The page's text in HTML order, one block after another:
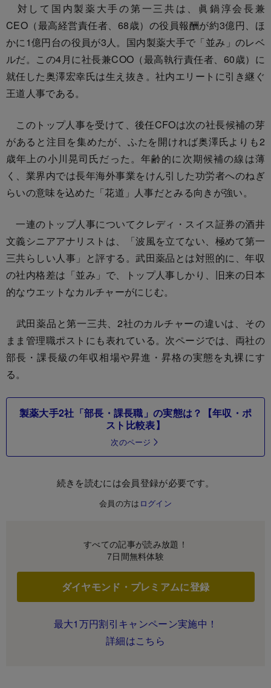
対して国内製薬大手の第一三共は、眞鍋淳会長兼
CEO（最高経営責任者、68歳）の役員報酬が約3億円、ほ
かに1億円台の役員が3人。国内製薬大手で「並み」のレベ
ルだ。この4月に社長兼COO（最高執行責任者、60歳）に
就任した奥澤宏幸氏は生え抜き。社内エリートに引き継ぐ
王道人事である。
このトップ人事を受けて、後任CFOは次の社長候補の芽
があると注目を集めたが、ふたを開ければ奥澤氏よりも2
歳年上の小川晃司氏だった。年齢的に次期候補の線は薄
く、業界内では長年海外事業をけん引した功労者へのねぎ
らいの意味を込めた「花道」人事だとみる向きが強い。
一連のトップ人事についてクレディ・スイス証券の酒井
文義シニアアナリストは、「波風を立てない、極めて第一
三共らしい人事」と評する。武田薬品とは対照的に、年収
の社内格差は「並み」で、トップ人事しかり、旧来の日本
的なウエットなカルチャーがにじむ。
武田薬品と第一三共、2社のカルチャーの違いは、その
まま管理職ポストにも表れている。次ページでは、両社の
部長・課長級の年収相場や昇進・昇格の実態を丸裸にす
る。
製薬大手2社「部長・課長職」の実態は？【年収・ポ
スト比較表】
次のページ
続きを読むには会員登録が必要です。
会員の方は ログイン
すべての記事が読み放題！
7日間無料体験
ダイヤモンド・プレミアムに登録
最大1万円割引キャンペーン実施中！
詳細はこちら